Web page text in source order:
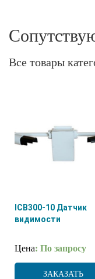
Все товары
ICB300-10 Датчик
видимости
Цена: По запросу
ЗАКАЗАТЬ